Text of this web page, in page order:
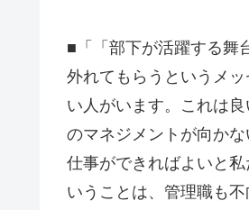
■「「部下が活躍する舞
外れてもらうというメ
い人がいます。これは
のマネジメントが向か
仕事ができればよいと
いうことは、管理職も